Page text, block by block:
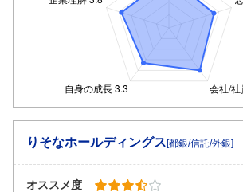
りそなホールディングス[都銀/信託/外銀]
オススメ度